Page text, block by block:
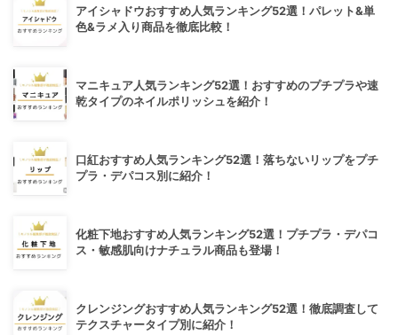
アイシャドウおすすめ人気ランキング52選！パレット&単
色&ラメ入り商品を徹底比較！
マニキュア人気ランキング52選！おすすめのプチプラや速
乾タイプのネイルポリッシュを紹介！
口紅おすすめ人気ランキング52選！落ちないリップをプチ
プラ・デパコス別に紹介！
化粧下地おすすめ人気ランキング52選！プチプラ・デパコ
ス・敏感肌向けナチュラル商品も登場！
クレンジングおすすめ人気ランキング52選！徹底調査して
テクスチャータイプ別に紹介！